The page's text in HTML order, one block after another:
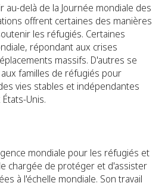
au-delà de la Journée mondiale des
offrent certaines des manières
les réfugiés. Certaines
répondant aux crises
massifs. D'autres se
familles de réfugiés pour
vies stables et indépendantes
Unis.
mondiale pour les réfugiés et
chargée de protéger et d'assister
à l'échelle mondiale. Son travail